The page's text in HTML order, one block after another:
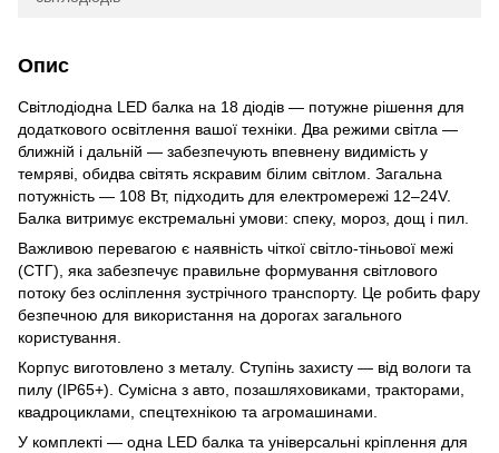
Опис
Світлодіодна LED балка на 18 діодів — потужне рішення для
додаткового освітлення вашої техніки. Два режими світла —
ближній і дальній — забезпечують впевнену видимість у
темряві, обидва світять яскравим білим світлом. Загальна
потужність — 108 Вт, підходить для електромережі 12–24V.
Балка витримує екстремальні умови: спеку, мороз, дощ і пил.
Важливою перевагою є наявність чіткої світло-тіньової межі
(СТГ), яка забезпечує правильне формування світлового
потоку без осліплення зустрічного транспорту. Це робить фару
безпечною для використання на дорогах загального
користування.
Корпус виготовлено з металу. Ступінь захисту — від вологи та
пилу (IP65+). Сумісна з авто, позашляховиками, тракторами,
квадроциклами, спецтехнікою та агромашинами.
У комплекті — одна LED балка та універсальні кріплення для